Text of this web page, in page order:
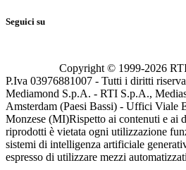
Seguici su
Copyright © 1999-2026
P.Iva 03976881007 - Tutti i diritti
Mediamond S.p.A. - RTI S.p.A.,
Amsterdam (Paesi Bassi) - Uffici Viale
Monzese (MI)Rispetto ai contenuti e ai
riprodotti è vietata ogni utilizzazione
sistemi di intelligenza artificiale
espresso di utilizzare mezzi